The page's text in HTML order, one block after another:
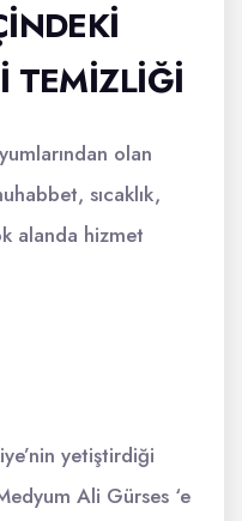
TEMIZLIĞI
olan
sıcaklık,
alanda hizmet
yetiştirdiği
Ali Gürses ‘e